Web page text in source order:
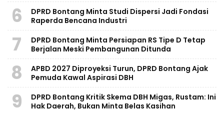
6
DPRD Bontang Minta Studi Dispersi Jadi Fondasi
Raperda Bencana Industri
7
DPRD Bontang Minta Persiapan RS Tipe D Tetap
Berjalan Meski Pembangunan Ditunda
8
APBD 2027 Diproyeksi Turun, DPRD Bontang Ajak
Pemuda Kawal Aspirasi DBH
9
DPRD Bontang Kritik Skema DBH Migas, Rustam: Ini
Hak Daerah, Bukan Minta Belas Kasihan